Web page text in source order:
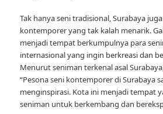
Tak hanya seni tradisional, Surabaya
kontemporer yang tak kalah menarik.
menjadi tempat berkumpulnya para
internasional yang ingin berkreasi dan
Menurut seniman terkenal asal
“Pesona seni kontemporer di Surabaya
menginspirasi. Kota ini menjadi tempat
seniman untuk berkembang dan